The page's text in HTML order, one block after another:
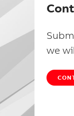
we